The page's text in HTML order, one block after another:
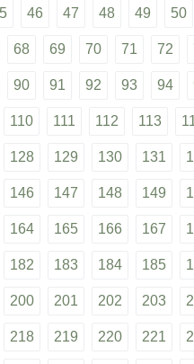
46 47 48 49 50
68 69 70 71 72
90 91 92 93 94
110 111 112 113
128 129 130 131
146 147 148 149
164 165 166 167
182 183 184 185
200 201 202 203
218 219 220 221